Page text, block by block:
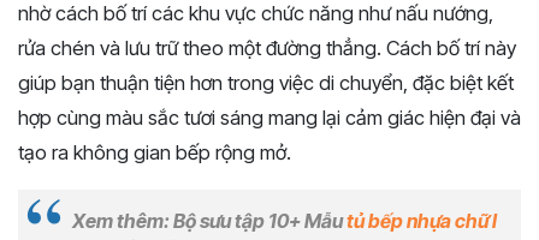
nhờ cách bố trí các khu vực chức năng như nấu nướng,
rửa chén và lưu trữ theo một đường thẳng. Cách bố trí này
giúp bạn thuận tiện hơn trong việc di chuyển, đặc biệt kết
hợp cùng màu sắc tươi sáng mang lại cảm giác hiện đại và
tạo ra không gian bếp rộng mở.
Xem thêm: Bộ sưu tập 10+ Mẫutủ bếp nhựa chữ I